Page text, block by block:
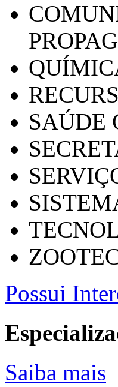
SAÚDE
Possui
Saiba mais